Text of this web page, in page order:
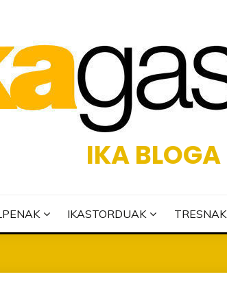
IKA BLOGA
IKASTORDUAK TRESNAK